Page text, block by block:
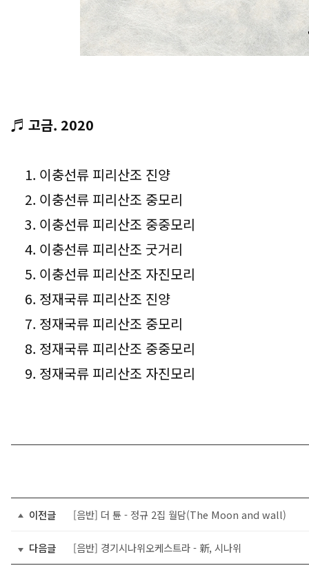
♬ 고금. 2020
1. 이충선류 피리산조 진양
2. 이충선류 피리산조 중모리
3. 이충선류 피리산조 중중모리
4. 이충선류 피리산조 굿거리
5. 이충선류 피리산조 자진모리
6. 정재국류 피리산조 진양
7. 정재국류 피리산조 중모리
8. 정재국류 피리산조 중중모리
9. 정재국류 피리산조 자진모리
이전글 [음반] 더 튠 - 정규 2집 월담(The Moon and wall)
다음글 [음반] 경기시나위오케스트라 - 新, 시나위